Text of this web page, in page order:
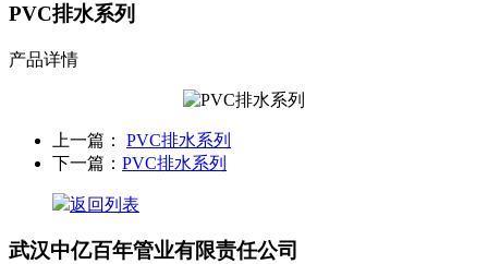
PVC排水系列
产品详情
上一篇： PVC排水系列
下一篇： PVC排水系列
返回列表
武汉中亿百年管业有限责任公司